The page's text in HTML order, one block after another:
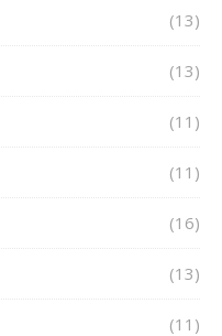
(13)
(13)
(11)
(11)
(16)
(13)
(11)